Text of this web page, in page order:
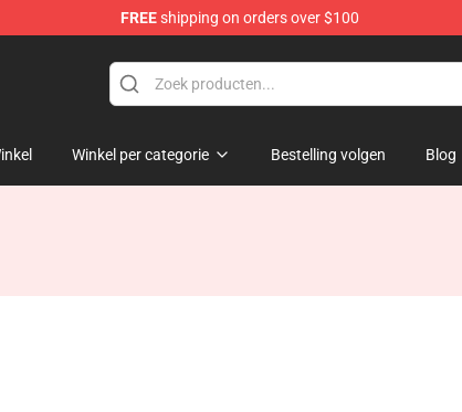
FREEshipping on orders over $100
Merchandise Shop
Winkel per categorie Bestelling volgen Blog